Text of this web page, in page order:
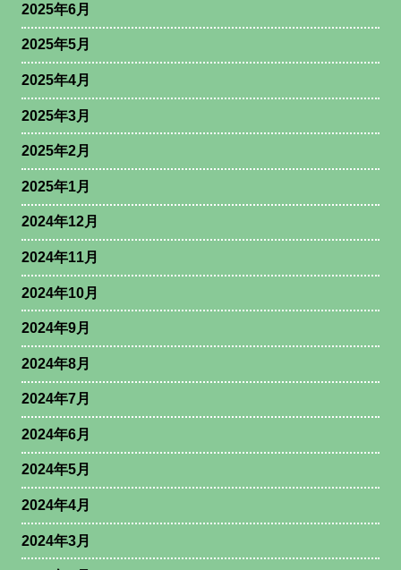
2025年6月
2025年5月
2025年4月
2025年3月
2025年2月
2025年1月
2024年12月
2024年11月
2024年10月
2024年9月
2024年8月
2024年7月
2024年6月
2024年5月
2024年4月
2024年3月